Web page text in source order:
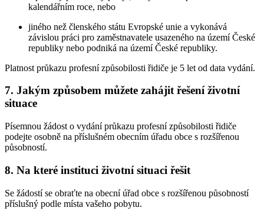
kalendářním roce, nebo
jiného než členského státu Evropské unie a vykonává
závislou práci pro zaměstnavatele usazeného na území České
republiky nebo podniká na území České republiky.
Platnost průkazu profesní způsobilosti řidiče je 5 let od data vydání.
7. Jakým způsobem můžete zahájit řešení životní
situace
Písemnou žádost o vydání průkazu profesní způsobilosti řidiče
podejte osobně na příslušném obecním úřadu obce s rozšířenou
působností.
8. Na které instituci životní situaci řešit
Se žádostí se obraťte na obecní úřad obce s rozšířenou působností
příslušný podle místa vašeho pobytu.